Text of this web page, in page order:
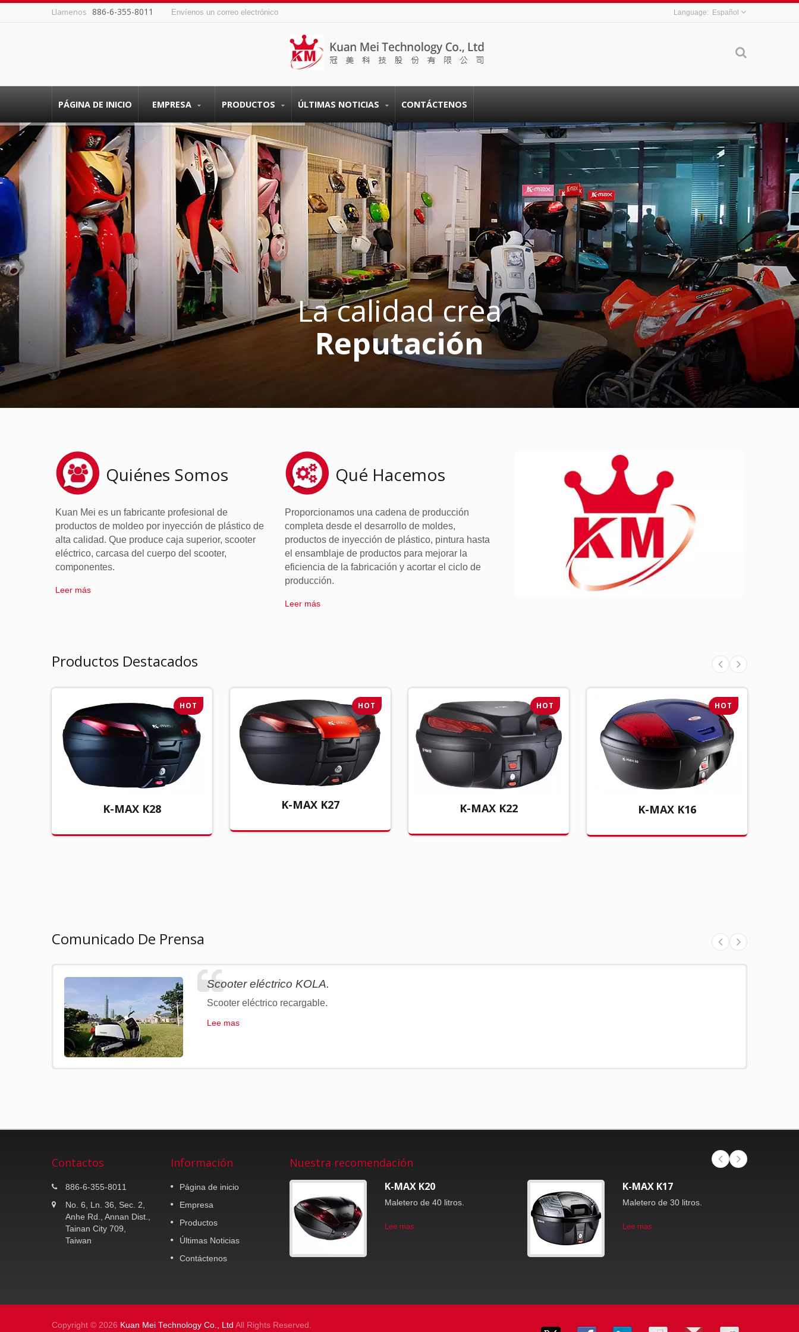
Llamenos 886-6-355-8011 Envíenos un correo electrónico Español
PÁGINA DE INICIO EMPRESA PRODUCTOS ÚLTIMAS NOTICIAS CONTÁCTENOS
La calidad crea
Reputación
Quiénes Somos
Kuan Mei es un fabricante profesional de
productos de moldeo por inyección de plástico de
alta calidad. Que produce caja superior, scooter
eléctrico, carcasa del cuerpo del scooter,
componentes.
Leer más
Qué Hacemos
Proporcionamos una cadena de producción
completa desde el desarrollo de moldes,
productos de inyección de plástico, pintura hasta
el ensamblaje de productos para mejorar la
eficiencia de la fabricación y acortar el ciclo de
producción.
Leer más
Productos Destacados
HOT
K-MAX K28
HOT
K-MAX K27
HOT
K-MAX K22
HOT
K-MAX K16
Comunicado De Prensa
Scooter eléctrico KOLA.
Scooter eléctrico recargable.
Lee mas
Contactos
886-6-355-8011
No. 6, Ln. 36, Sec. 2,
Anhe Rd., Annan Dist.,
Tainan City 709,
Taiwan
Información
Página de inicio
Empresa
Productos
Últimas Noticias
Contáctenos
Nuestra recomendación
K-MAX K25
Maletero de 30 litros.
Lee mas
K-MAX K20
Maletero de 40 litros.
Lee mas
K-MAX K17
Maletero de 30 litros.
Lee mas
Copyright © 2026 Kuan Mei Technology Co., Ltd All Rights Reserved.